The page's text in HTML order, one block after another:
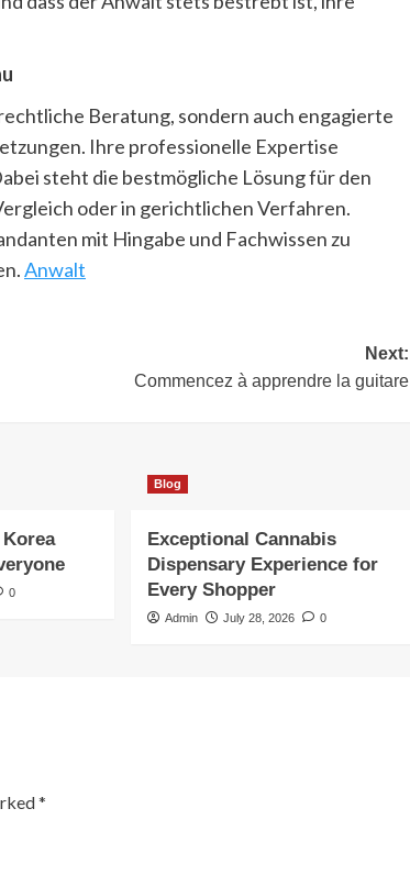
Beratung, sondern auch engagierte
Ihre professionelle Expertise
steht die bestmögliche Lösung für den
oder in gerichtlichen Verfahren.
mit Hingabe und Fachwissen zu
Anwalt
Next:
Commencez à apprendre la guitare
0
Blog
Exceptional Cannabis
Dispensary Experience for
Every Shopper
Admin July 28, 2026 0
*